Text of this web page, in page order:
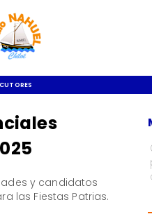
y candidatos
las Fiestas Patrias.